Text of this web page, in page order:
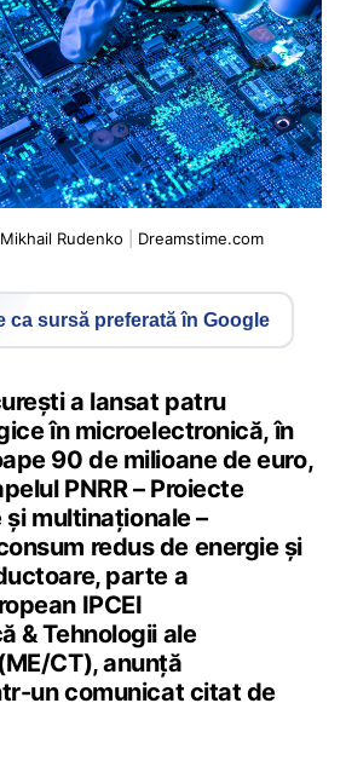
Mikhail Rudenko Dreamstime.com
ca sursă preferată în Google
a lansat patru
în microelectronică, în
90 de milioane de euro,
PNRR – Proiecte
multinaţionale –
redus de energie şi
parte a
IPCEI
& Tehnologii ale
CT), anunță
un comunicat citat de